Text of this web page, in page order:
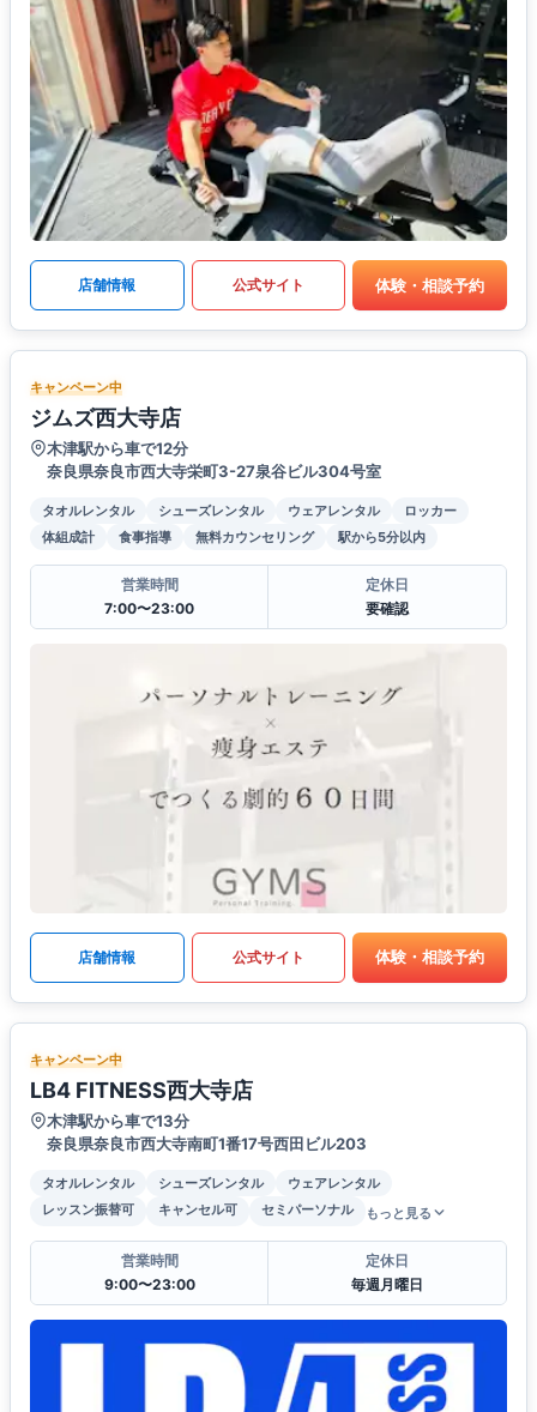
店舗情報 公式サイト 体験・相談予約
キャンペーン中
ジムズ西大寺店
木津駅から車で12分
奈良県奈良市西大寺栄町3-27泉谷ビル304号室
タオルレンタル シューズレンタル ウェアレンタル
ロッカー
体組成計
食事指導 無料カウンセリング 駅から5分以内
営業時間
7:00〜23:00
定休日
要確認
店舗情報 公式サイト 体験・相談予約
キャンペーン中
LB4 FITNESS西大寺店
木津駅から車で13分
奈良県奈良市西大寺南町1番17号西田ビル203
タオルレンタル シューズレンタル
ウェアレンタル
レッスン振替可
キャンセル可 セミパーソナル もっと見る
営業時間
9:00〜23:00
定休日
毎週月曜日